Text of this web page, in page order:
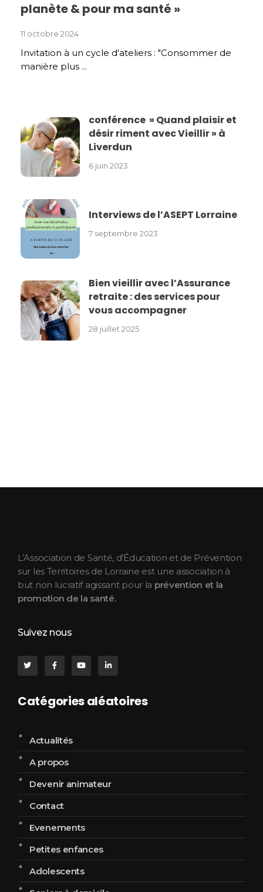
planète & pour ma santé »
11 octobre 2024
Invitation à un cycle d'ateliers : "Consommer de
manière plus ...
conférence » Quand plaisir et
désir riment avec Vieillir » à
Liverdun
6 juin 2023
Interviews de l’ASEPT Lorraine
7 septembre 2023
Bien vieillir avec l’Assurance
retraite : des services pour
vous accompagner
28 juillet 2025
L’Association de Santé, d’Éducation et de Prévention
sur les Territoires de Lorraine est une association à
but non lucratif agissant pour la prévention et la
promotion de la santé.
Suivez nous
Catégories aléatoires
Actualités
A propos
Devenir animateur
Contact
Evenements
Petites enfances
Adolescents